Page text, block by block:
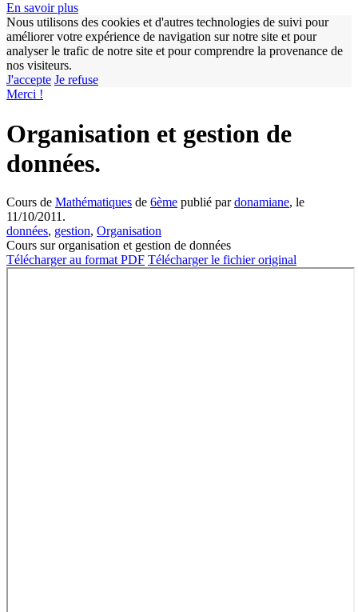
En savoir plus
Nous utilisons des cookies et d'autres technologies de suivi pour
améliorer votre expérience de navigation sur notre site et pour
analyser le trafic de notre site et pour comprendre la provenance de
nos visiteurs.
J'accepte Je refuse
Merci !
Organisation et gestion de
données.
Cours de Mathématiques de 6ème publié pardonamiane, le
11/10/2011.
données, gestion, Organisation
Cours sur organisation et gestion de données
Télécharger au format PDF Télécharger le fichier original